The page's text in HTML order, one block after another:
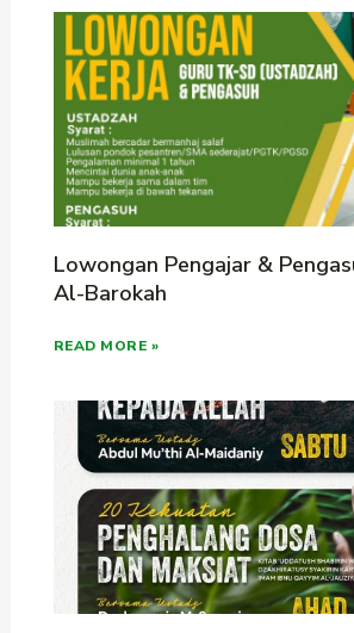
Lowongan Pengajar &
Al-Barokah
READ MORE »